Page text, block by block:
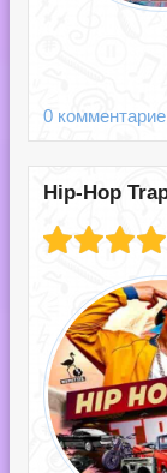
0
Hip-Hop